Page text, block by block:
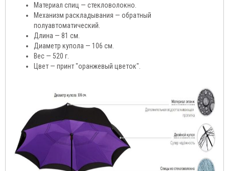
Материал спиц — стекловолокно.
Механизм раскладывания — обратный
полуавтоматический.
Длина — 81 см.
Диаметр купола — 106 см.
Вес — 520 г.
Цвет — принт "оранжевый цветок".